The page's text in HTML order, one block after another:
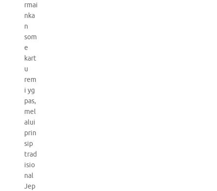
rmai
nka
n
som
e
kart
u
rem
i yg
pas,
mel
alui
prin
sip
trad
isio
nal
Jep